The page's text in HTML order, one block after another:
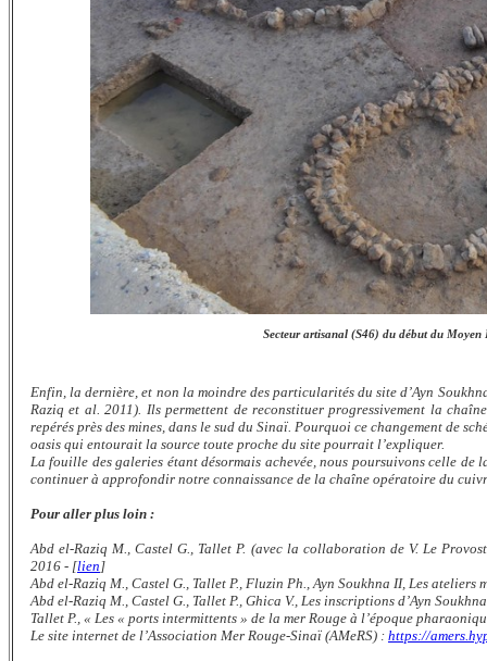
Secteur artisanal (S46) du début du
Enfin, la dernière, et non la moindre des particularités du site d’Ayn
Raziq et al. 2011). Ils permettent de reconstituer progressivement la
repérés près des mines, dans le sud du Sinaï. Pourquoi ce changement de
oasis qui entourait la source toute proche du site pourrait l’expliquer.
La fouille des galeries étant désormais achevée, nous poursuivons celle
continuer à approfondir notre connaissance de la chaîne opératoire du
Pour aller plus loin :
Abd el-Raziq M., Castel G., Tallet P. (avec la collaboration de V. Le
2016 - [lien]
Abd el-Raziq M., Castel G., Tallet P., Fluzin Ph., Ayn Soukhna II, Les
Abd el-Raziq M., Castel G., Tallet P., Ghica V., Les inscriptions d’Ayn
Tallet P., « Les « ports intermittents » de la mer Rouge à l’époque
Le site internet de l’Association Mer Rouge-Sinaï (AMeRS) : https://